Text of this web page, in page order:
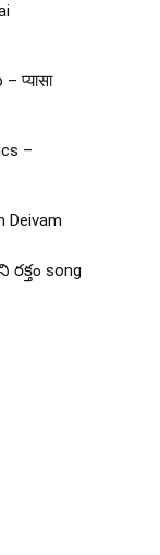
प्यासा
–
రక్తం song